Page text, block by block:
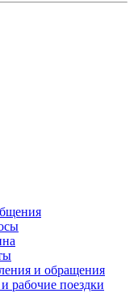
и обращения
рабочие поездки